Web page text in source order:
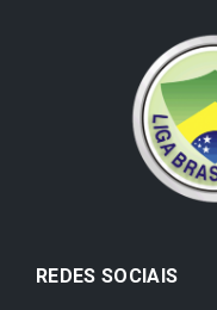
REDES SOCIAIS